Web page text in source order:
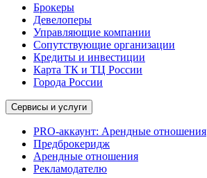
Брокеры
Девелоперы
Управляющие компании
Сопутствующие организации
Кредиты и инвестиции
Карта ТК и ТЦ России
Города России
Сервисы и услуги
PRO-аккаунт: Арендные отношения
Предброкеридж
Арендные отношения
Рекламодателю